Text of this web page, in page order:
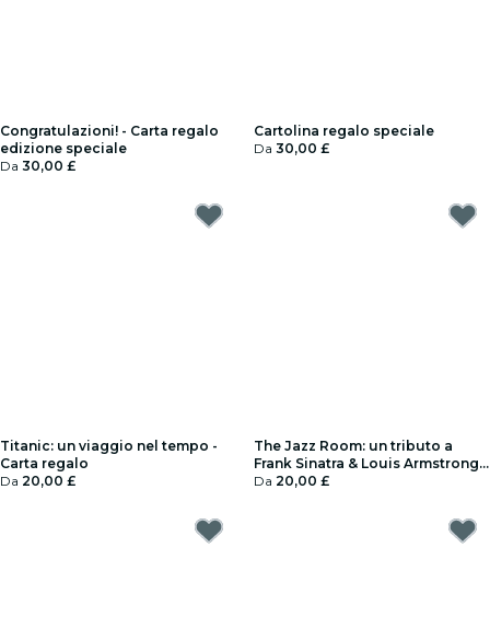
Congratulazioni! - Carta regalo
edizione speciale
Da 30,00 £
Cartolina regalo speciale
Da 30,00 £
Titanic: un viaggio nel tempo -
Carta regalo
Da 20,00 £
The Jazz Room: un tributo a
Frank Sinatra & Louis Armstrong -
Carta regalo
Da 20,00 £